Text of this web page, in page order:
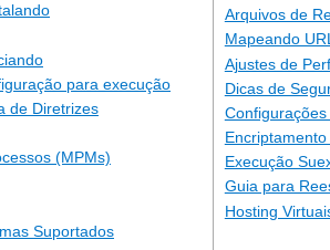
para execução
de Diretrizes
(MPMs)
Suportados
Arquivos de
Mapeando
Ajustes de
Dicas de
Execução
Guia para
Hosting